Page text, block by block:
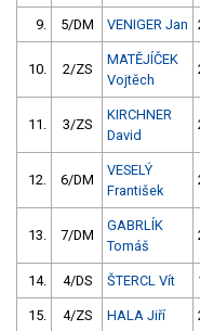
9. 5/DM VENIGER Jan
10. 2/ZS
MATĚJÍČEK
Vojtěch
11. 3/ZS
KIRCHNER
David
12. 6/DM
VESELÝ
František
13. 7/DM
GABRLÍK
Tomáš
14. 4/DS ŠTERCL Vít
15. 4/ZS HALA Jiří